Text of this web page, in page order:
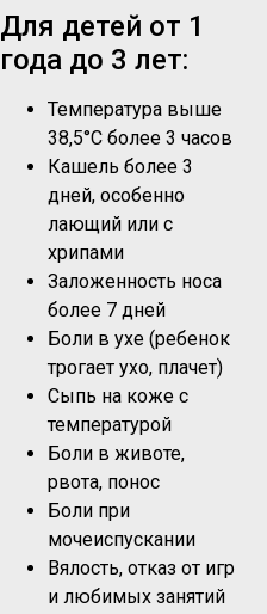
Для детей от 1
года до 3 лет:
Температура выше
38,5°C более 3 часов
Кашель более 3
дней, особенно
лающий или с
хрипами
Заложенность носа
более 7 дней
Боли в ухе (ребенок
трогает ухо, плачет)
Сыпь на коже с
температурой
Боли в животе,
рвота, понос
Боли при
мочеиспускании
Вялость, отказ от игр
и любимых занятий